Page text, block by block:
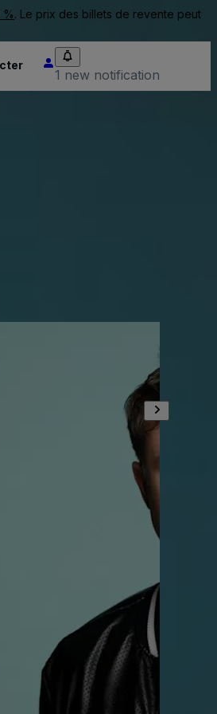
%. Le prix des billets de revente peut
1 new notification